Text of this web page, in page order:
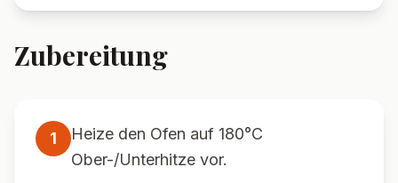
Zubereitung
1
Heize den Ofen auf 180°C
Ober-/Unterhitze vor.